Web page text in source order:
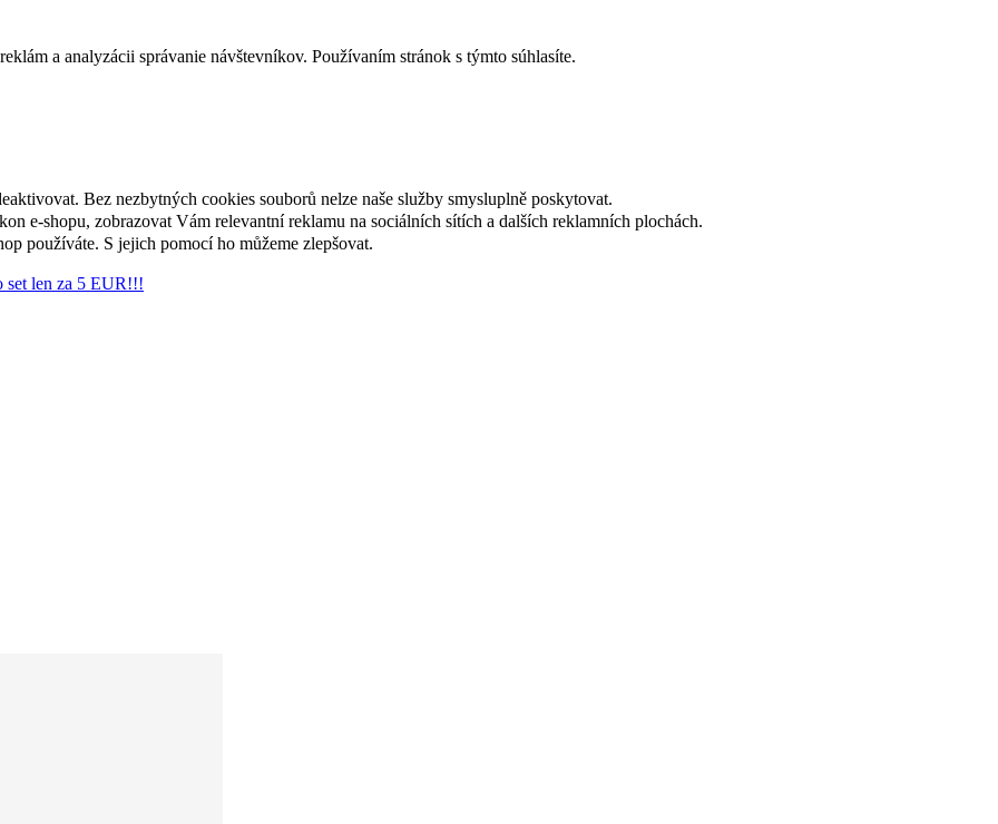
a analyzácii správanie návštevníkov. Používaním stránok s týmto súhlasíte.
Bez nezbytných cookies souborů nelze naše služby smysluplně poskytovat.
e-shopu, zobrazovat Vám relevantní reklamu na sociálních sítích a dalších reklamních plochách.
používáte. S jejich pomocí ho můžeme zlepšovat.
set len za 5 EUR!!!